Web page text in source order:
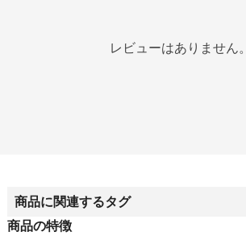
レビューはありません。
商品に関連するタグ
商品の特徴